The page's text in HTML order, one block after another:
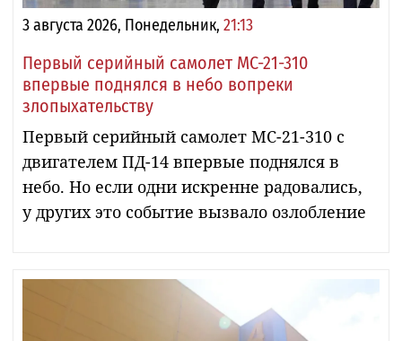
3 августа 2026, Понедельник, 21:13
Первый серийный самолет МС-21-310
впервые поднялся в небо вопреки
злопыхательству
Первый серийный самолет МС-21-310 с
двигателем ПД-14 впервые поднялся в
небо. Но если одни искренне радовались,
у других это событие вызвало озлобление